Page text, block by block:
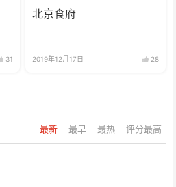
31
北京食府
2019年12月17日 28
最新 最早 最热 评分最高